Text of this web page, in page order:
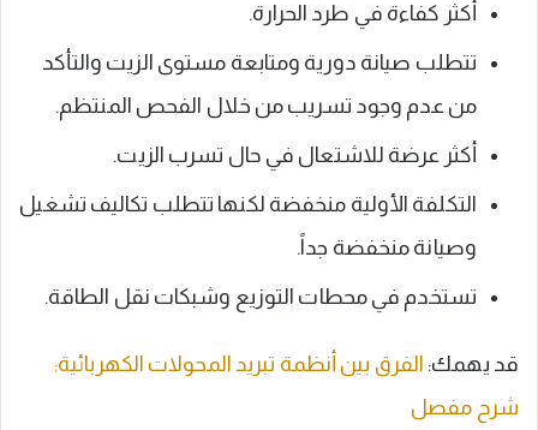
أكثر كفاءة في طرد الحرارة.
تتطلب صيانة دورية ومتابعة مستوى الزيت والتأكد
من عدم وجود تسريب من خلال الفحص المنتظم.
أكثر عرضة للاشتعال في حال تسرب الزيت.
التكلفة الأولية منخفضة لكنها تتطلب تكاليف تشغيل
وصيانة منخفضة جداً.
تستخدم في محطات التوزيع وشبكات نقل الطاقة.
قد يهمك: الفرق بين أنظمة تبريد المحولات الكهربائية:
شرح مفصل